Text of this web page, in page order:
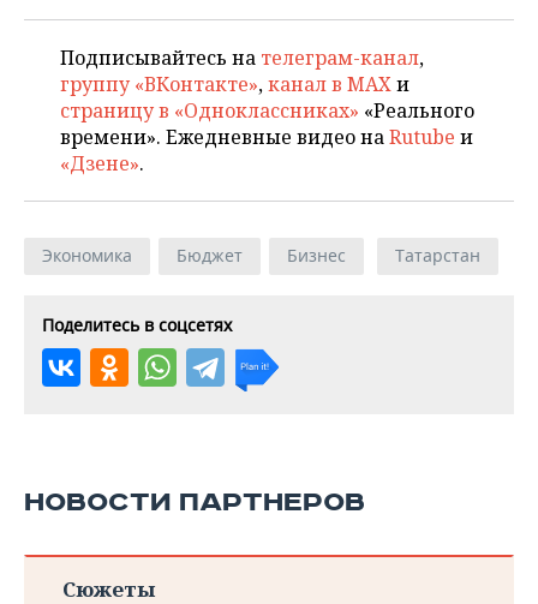
Подписывайтесь на телеграм-канал,
группу «ВКонтакте»,канал в MAXи
страницу в «Одноклассниках» «Реального
времени». Ежедневные видео наRutube и
«Дзене».
Экономика Бюджет Бизнес Татарстан
Поделитесь в соцсетях
НОВОСТИ ПАРТНЕРОВ
Сюжеты